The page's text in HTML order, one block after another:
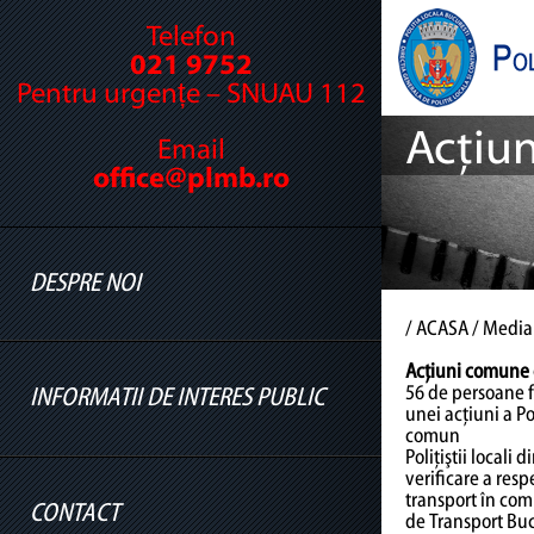
Telefon
021 9752
Pentru urgențe – SNUAU 112
Email
office@plmb.ro
DESPRE NOI
Cine suntem
Legislație
Conducere
INFORMATII DE INTERES PUBLIC
Informatii legislatie
CONTACT
/ ACASA/
Acţiuni comune
56 de persoane
unei acţiuni a
comun
Poliţiştii locali
verificare a
transport în
de Transport